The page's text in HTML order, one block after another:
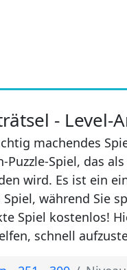
- Level-
machendes
Puzzle-Spiel, das
wird. Es ist ein
während Sie
Spiel kostenlos!
schnell